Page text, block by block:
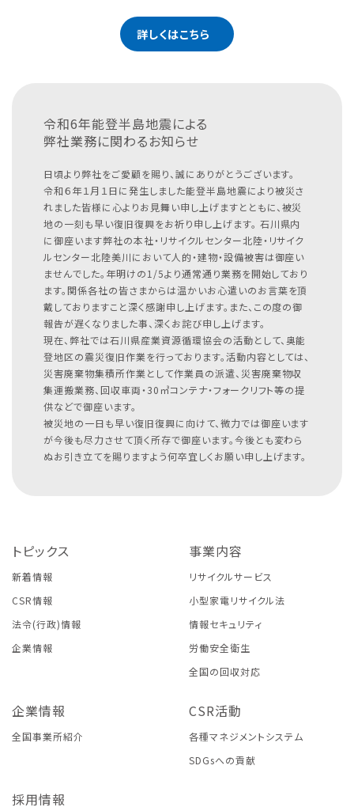
詳しくはこちら
令和6年能登半島地震による
弊社業務に関わるお知らせ
日頃より弊社をご愛顧を賜り、誠にありがとうございます。
令和６年１月１日に発生しました能登半島地震により被災さ
れました皆様に心よりお見舞い申し上げますとともに、被災
地の一刻も早い復旧復興をお祈り申し上げます。 石川県内
に御座います弊社の本社・リサイクルセンター北陸・リサイク
ルセンター北陸美川において人的・建物・設備被害は御座い
ませんでした。年明けの1/5より通常通り業務を開始しており
ます。関係各社の皆さまからは温かいお心遣いのお言葉を頂
戴しておりますこと深く感謝申し上げます。また、この度の御
報告が遅くなりました事、深くお詫び申し上げます。
現在、弊社では石川県産業資源循環協会の活動として、奥能
登地区の震災復旧作業を行っております。活動内容としては、
災害廃棄物集積所作業として作業員の派遣、災害廃棄物収
集運搬業務、回収車両・30㎥コンテナ・フォークリフト等の提
供などで御座います。
被災地の一日も早い復旧復興に向けて、微力では御座います
が今後も尽力させて頂く所存で御座います。今後とも変わら
ぬお引き立てを賜りますよう何卒宜しくお願い申し上げます。
トピックス
新着情報
CSR情報
法令(行政)情報
企業情報
事業内容
リサイクルサービス
小型家電リサイクル法
情報セキュリティ
労働安全衛生
全国の回収対応
企業情報
全国事業所紹介
CSR活動
各種マネジメントシステム
SDGsへの貢献
採用情報